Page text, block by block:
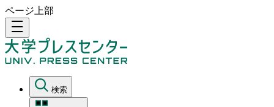
ページ上部
density_medium
検索